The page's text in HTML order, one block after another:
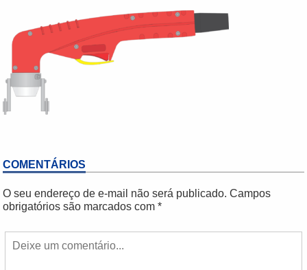
COMENTÁRIOS
O seu endereço de e-mail não será publicado. Campos
obrigatórios são marcados com *